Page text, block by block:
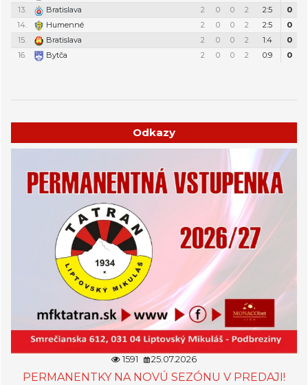
13.
Bratislava 2 0 0 2 2:5
0
14.
Humenné 2 0 0 2 2:5
0
15.
Bratislava 2 0 0 2 1:4
0
16.
Bytča 2 0 0 2 0:9 0
Odkazy
1591 25.07.2026
PERMANENTKY NA NOVÚ SEZÓNU V PREDAJI!